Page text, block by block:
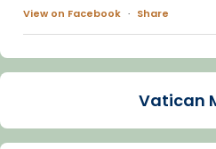
View on Facebook · Share
Arquebisbat de
La Carmina va patir
dos mesos, a l'Estadi
Vatican